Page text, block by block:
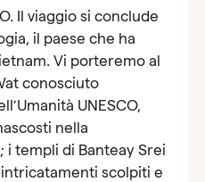
Il viaggio si conclude
il paese che ha
Vi porteremo al
conosciuto
UNESCO,
nella
i templi di Banteay Srei
scolpiti e